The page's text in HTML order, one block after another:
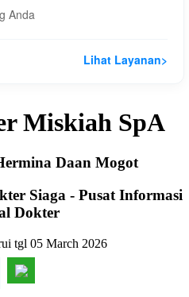
Anda
Lihat Layanan>
Miskiah SpA
Daan Mogot
Siaga - Pusat Informasi
Dokter
tgl 05 March 2026